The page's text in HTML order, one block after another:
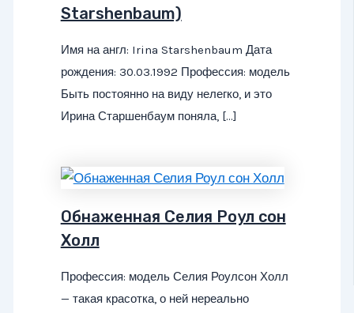
Starshenbaum)
Имя на англ: Irina Starshenbaum Дата
рождения: 30.03.1992 Профессия: модель
Быть постоянно на виду нелегко, и это
Ирина Старшенбаум поняла, […]
Обнаженная Селия Роул сон
Холл
Профессия: модель Селия Роулсон Холл
— такая красотка, о ней нереально